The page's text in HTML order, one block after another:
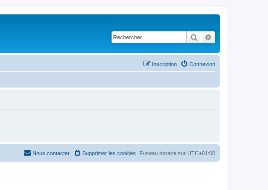
Rechercher
Connexion
Inscription
Fuseau horaire sur UTC+01:00
Supprimer les cookies
Nous contacter